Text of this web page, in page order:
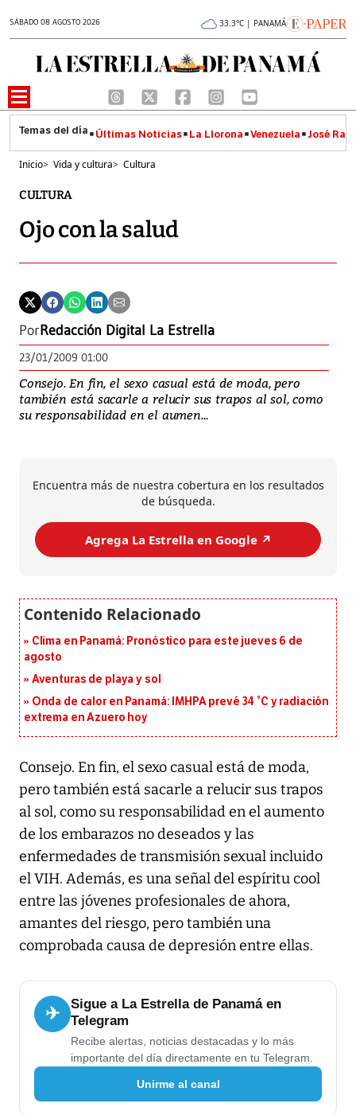
SÁBADO 08 AGOSTO 2026 33.3°C | PANAMÁ
Últimas Noticias La Llorona Venezuela José
Inicio> Vida y cultura> Cultura
CULTURA
Ojo con la salud
PorRedacción Digital La Estrella
23/01/2009 01:00
Consejo. En fin, el sexo casual está de moda, pero
también está sacarle a relucir sus trapos al sol, como
su responsabilidad en el aumen...
Encuentra más de nuestra cobertura en los resultados
de búsqueda.
Agrega La Estrella en Google ↗️
Clima en Panamá: Pronóstico para este jueves 6 de
agosto
Aventuras de playa y sol
Onda de calor en Panamá: IMHPA prevé 34 °C y radiación
extrema en Azuero hoy
Consejo. En fin, el sexo casual está de moda,
pero también está sacarle a relucir sus trapos
al sol, como su responsabilidad en el aumento
de los embarazos no deseados y las
enfermedades de transmisión sexual incluido
el VIH. Además, es una señal del espíritu cool
entre las jóvenes profesionales de ahora,
amantes del riesgo, pero también una
comprobada causa de depresión entre ellas.
✈
Sigue a La Estrella de Panamá en
Telegram
Recibe alertas, noticias destacadas y lo más
importante del día directamente en tu Telegram.
Unirme al canal